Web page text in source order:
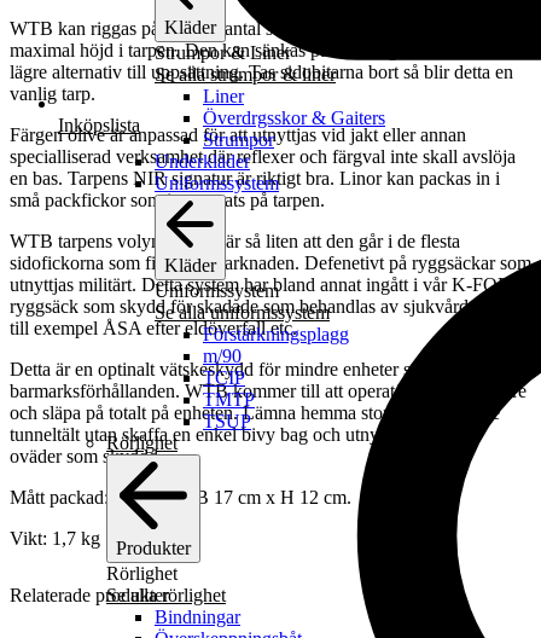
Kläder
Strumpor & Liner
Se alla strumpor & liner
Liner
Överdrgsskor & Gaiters
Strumpor
Underkläder
Uniformssystem
Kläder
Uniformssystem
Se alla uniformssystem
Förstärkningsplagg
m/90
TCIP
TMTP
TSUP
Rörlighet
Produkter
Rörlighet
Se alla rörlighet
Bindningar
Inköpslista
WTB kan riggas på ett stort antal sätt. Som ett ryggåstält med
maximal höjd i tarpen. Den kan sänkas på ena långsida för att få ett
lägre alternativ till uppsättning. Tas sidobitarna bort så blir detta en
vanlig tarp.
Färgen olive är anpassad för att utnyttjas vid jakt eller annan
specialliserad verksamhet där reflexer och färgval inte skall avslöja
en bas. Tarpens NIR signatur är riktigt bra. Linor kan packas in i
små packfickor som integrerats på tarpen.
WTB tarpens volym/storlek är så liten att den går i de flesta
sidofickorna som finns på marknaden. Defenetivt på ryggsäckar som
utnyttjas militärt. Detta system har bland annat ingått i vår K-FORS
ryggsäck som skydd för skadade som behandlas av sjukvårdare vid
till exempel ÅSA efter eldöverfall etc.
Detta är en optinalt vätskeskydd för mindre enheter speciellt under
barmarksförhållanden. WTB kommer till att operatörerna får mindre
och släpa på totalt på enheten. Lämna hemma stora skrymmande
tunneltält utan skaffa en enkel bivy bag och utnyttja WTB vid
oväder som skyddd.
Mått packad: L 40 cm x B 17 cm x H 12 cm.
Vikt: 1,7 kg
Relaterade produkter